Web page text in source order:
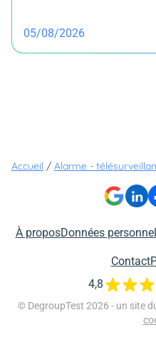
05/08/2026
Accueil / Alarme -
À proposDonnées
Contact
© DegroupTest 2026 - un site
4,8